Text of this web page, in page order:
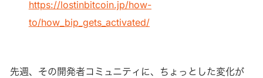
https://lostinbitcoin.jp/how-
to/how_bip_gets_activated/
先週、その開発者コミュニティに、ちょっとした変化が